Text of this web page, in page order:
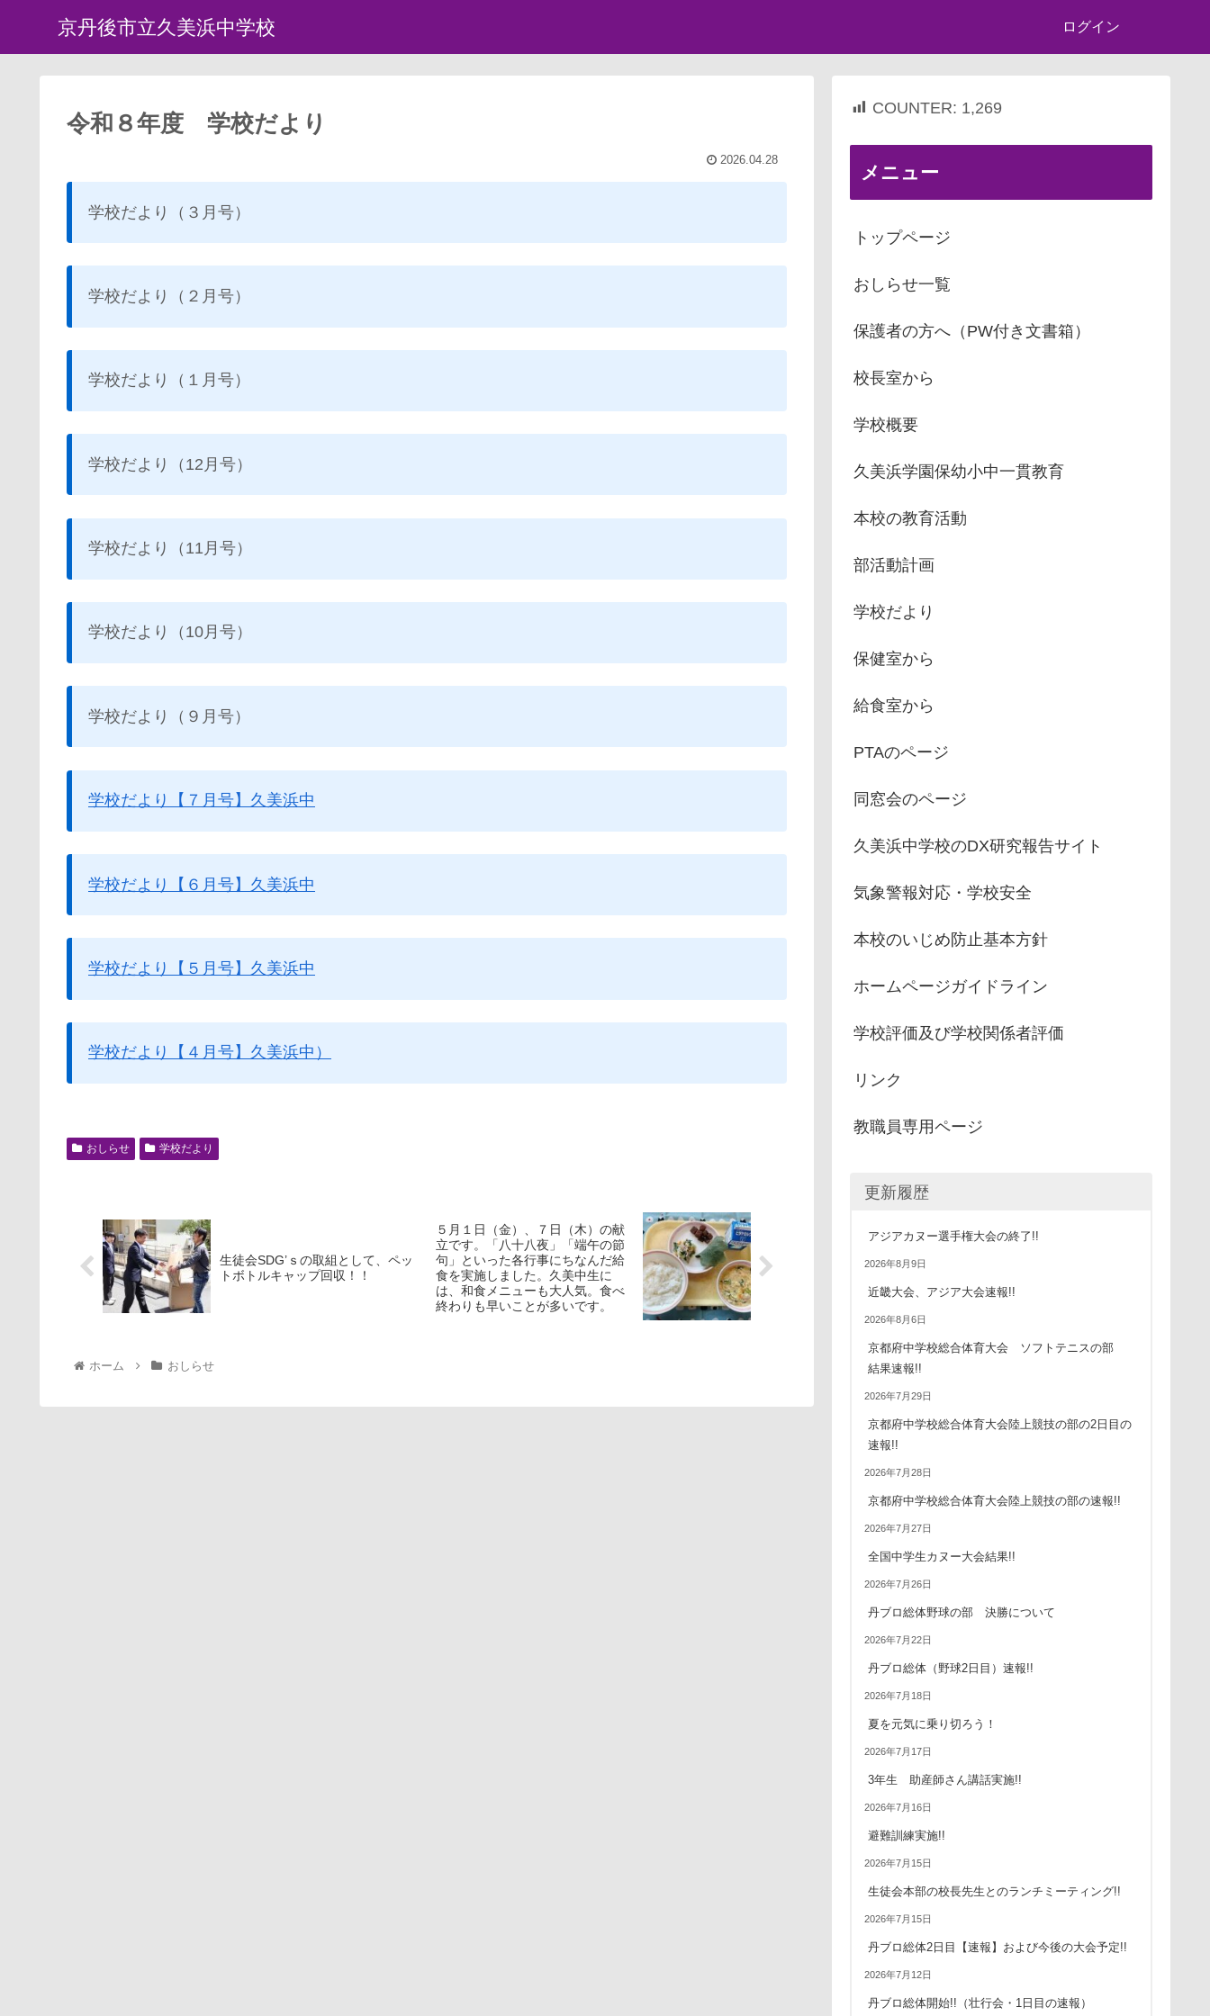
京丹後市立久美浜中学校 ログイン
令和８年度 学校だより
2026.04.28
学校だより（３月号）
学校だより（２月号）
学校だより（１月号）
学校だより（12月号）
学校だより（11月号）
学校だより（10月号）
学校だより（９月号）
学校だより【７月号】久美浜中
学校だより【６月号】久美浜中
学校だより【５月号】久美浜中
学校だより【４月号】久美浜中 ）
おしらせ 学校だより
生徒会SDG’ｓの取組として、ペッ
トボトルキャップ回収！！
５月１日（金）、７日（木）の献
立です。「八十八夜」「端午の節
句」といった各行事にちなんだ給
食を実施しました。久美中生に
は、和食メニューも大人気。食べ
終わりも早いことが多いです。
ホーム おしらせ
COUNTER: 1,269
メニュー
トップページ
おしらせ一覧
保護者の方へ（PW付き文書箱）
校長室から
学校概要
久美浜学園保幼小中一貫教育
本校の教育活動
部活動計画
学校だより
保健室から
給食室から
PTAのページ
同窓会のページ
久美浜中学校のDX研究報告サイト
気象警報対応・学校安全
本校のいじめ防止基本方針
ホームページガイドライン
学校評価及び学校関係者評価
リンク
教職員専用ページ
更新履歴
アジアカヌー選手権大会の終了!!
2026年8月9日
近畿大会、アジア大会速報!!
2026年8月6日
京都府中学校総合体育大会 ソフトテニスの部
結果速報!!
2026年7月29日
京都府中学校総合体育大会陸上競技の部の2日目の
速報!!
2026年7月28日
京都府中学校総合体育大会陸上競技の部の速報!!
2026年7月27日
全国中学生カヌー大会結果!!
2026年7月26日
丹ブロ総体野球の部 決勝について
2026年7月22日
丹ブロ総体（野球2日目）速報!!
2026年7月18日
夏を元気に乗り切ろう！
2026年7月17日
3年生 助産師さん講話実施!!
2026年7月16日
避難訓練実施!!
2026年7月15日
生徒会本部の校長先生とのランチミーティング!!
2026年7月15日
丹ブロ総体2日目【速報】および今後の大会予定!!
2026年7月12日
丹ブロ総体開始!!（壮行会・1日目の速報）